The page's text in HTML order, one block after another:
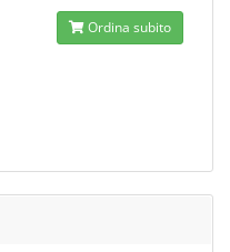
Ordina subito